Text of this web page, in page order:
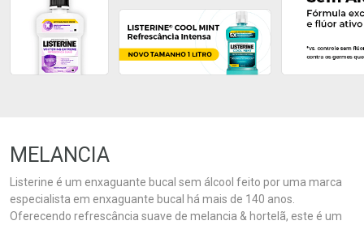
MELANCIA
Listerine é um enxaguante bucal sem álcool feito por uma marca
especialista em enxaguante bucal há mais de 140 anos.
Oferecendo refrescância suave de melancia & hortelã, este é um